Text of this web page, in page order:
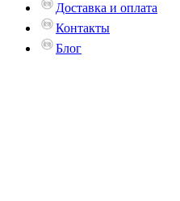
Доставка и оплата
Контакты
Блог